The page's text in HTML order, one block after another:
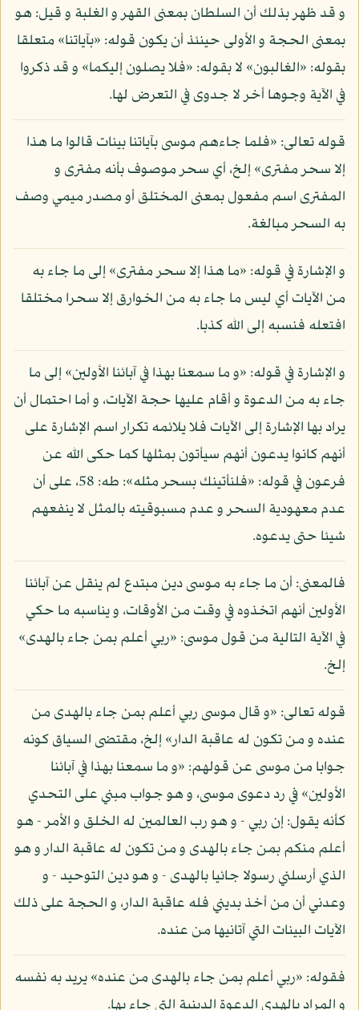
و قد ظهر بذلك أن السلطان بمعنى القهر و الغلبة و قيل: هو
بمعنى الحجة و الأولى حينئذ أن يكون قوله: «بآياتنا» متعلقا
بقوله: «الغالبون» لا بقوله: «فلا يصلون إليكما» و قد ذكروا
في الآية وجوها أخر لا جدوى في التعرض لها.
قوله تعالى: «فلما جاءهم موسى بآياتنا بينات قالوا ما هذا
إلا سحر مفترى» إلخ، أي سحر موصوف بأنه مفترى و
المفترى اسم مفعول بمعنى المختلق أو مصدر ميمي وصف
به السحر مبالغة.
و الإشارة في قوله: «ما هذا إلا سحر مفترى» إلى ما جاء به
من الآيات أي ليس ما جاء به من الخوارق إلا سحرا مختلقا
افتعله فنسبه إلى الله كذبا.
و الإشارة في قوله: «و ما سمعنا بهذا في آبائنا الأولين» إلى ما
جاء به من الدعوة و أقام عليها حجة الآيات، و أما احتمال أن
يراد بها الإشارة إلى الآيات فلا يلائمه تكرار اسم الإشارة على
أنهم كانوا يدعون أنهم سيأتون بمثلها كما حكى الله عن
فرعون في قوله: «فلنأتينك بسحر مثله»: طه: 58، على أن
عدم معهودية السحر و عدم مسبوقيته بالمثل لا ينفعهم
شيئا حتى يدعوه.
فالمعنى: أن ما جاء به موسى دين مبتدع لم ينقل عن آبائنا
الأولين أنهم اتخذوه في وقت من الأوقات، و يناسبه ما حكي
في الآية التالية من قول موسى: «ربي أعلم بمن جاء بالهدى»
إلخ.
قوله تعالى: «و قال موسى ربي أعلم بمن جاء بالهدى من
عنده و من تكون له عاقبة الدار» إلخ، مقتضى السياق كونه
جوابا من موسى عن قولهم: «و ما سمعنا بهذا في آبائنا
الأولين» في رد دعوى موسى، و هو جواب مبني على التحدي
كأنه يقول: إن ربي - و هو رب العالمين له الخلق و الأمر - هو
أعلم منكم بمن جاء بالهدى و من تكون له عاقبة الدار و هو
الذي أرسلني رسولا جائيا بالهدى - و هو دين التوحيد - و
وعدني أن من أخذ بديني فله عاقبة الدار، و الحجة على ذلك
الآيات البينات التي آتانيها من عنده.
فقوله: «ربي أعلم بمن جاء بالهدى من عنده» يريد به نفسه
و المراد بالهدى الدعوة الدينية التي جاء بها.